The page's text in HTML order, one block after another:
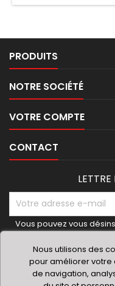
PRODUITS
NOTRE SOCIÉTÉ
VOTRE COMPTE
CONTACT
Vous pouvez vous
pour cela nos
Nous utilisons des
pour améliorer votre
de navigation,